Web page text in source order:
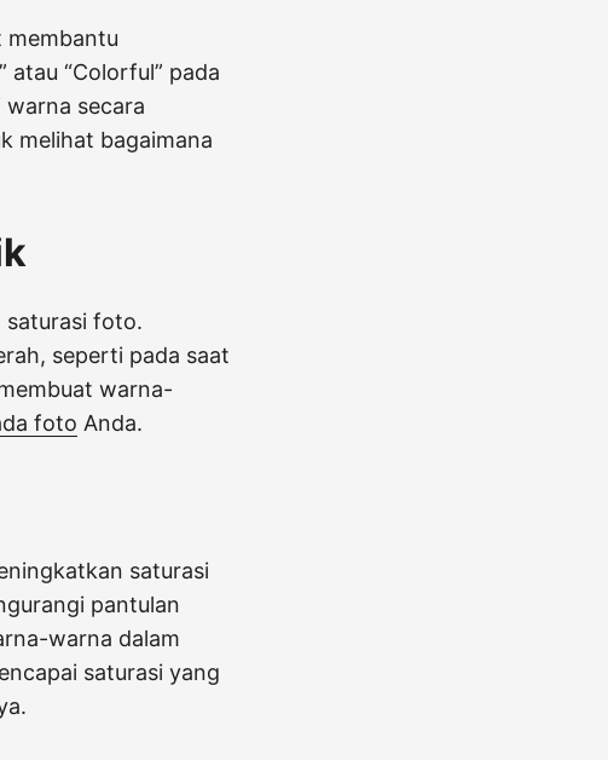
membantu
atau “Colorful” pada
secara
melihat bagaimana
saturasi foto.
seperti pada saat
warna-
foto Anda.
saturasi
pantulan
warna dalam
saturasi yang